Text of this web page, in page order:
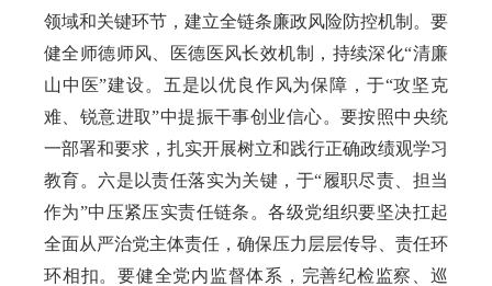
领域和关键环节，建立全链条廉政风险防控机制。要
健全师德师风、医德医风长效机制，持续深化“清廉
山中医”建设。五是以优良作风为保障，于“攻坚克
难、锐意进取”中提振干事创业信心。要按照中央统
一部署和要求，扎实开展树立和践行正确政绩观学习
教育。六是以责任落实为关键，于“履职尽责、担当
作为”中压紧压实责任链条。各级党组织要坚决扛起
全面从严治党主体责任，确保压力层层传导、责任环
环相扣。要健全党内监督体系，完善纪检监察、巡